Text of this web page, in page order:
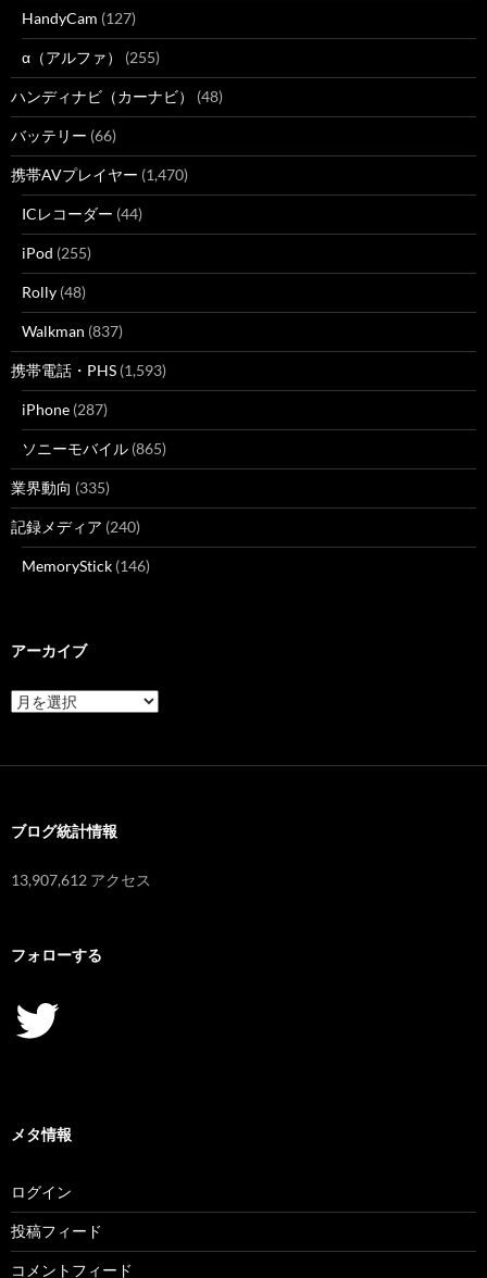
HandyCam (127)
α（アルファ） (255)
ハンディナビ（カーナビ） (48)
バッテリー (66)
携帯AVプレイヤー (1,470)
ICレコーダー (44)
iPod (255)
Rolly (48)
Walkman (837)
携帯電話・PHS (1,593)
iPhone (287)
ソニーモバイル (865)
業界動向 (335)
記録メディア (240)
MemoryStick (146)
アーカイブ
ア
ー
ブログ統計情報
13,907,612 アクセス
フォローする
Twitter
メタ情報
ログイン
投稿フィード
コメントフィード